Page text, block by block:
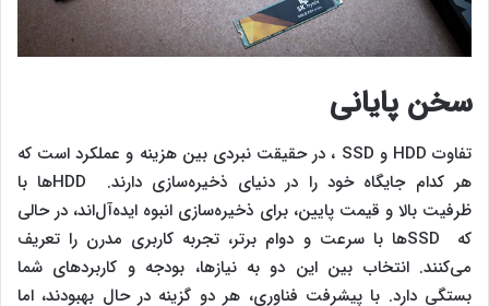
سخن پایانی
تفاوت HDD و SSD ، در حقیقت نبردی بین هزینه و عملکرد است که
هر کدام جایگاه خود را در دنیای ذخیره‌سازی دارند. HDDها با
ظرفیت بالا و قیمت پایین، برای ذخیره‌سازی انبوه ایده‌آل‌اند، در حالی
که SSDها با سرعت و دوام برتر، تجربه کاربری مدرن را تعریف
می‌کنند. انتخاب بین این دو به نیازها، بودجه و کاربردهای شما
بستگی دارد. با پیشرفت فناوری، هر دو گزینه در حال بهبودند، اما